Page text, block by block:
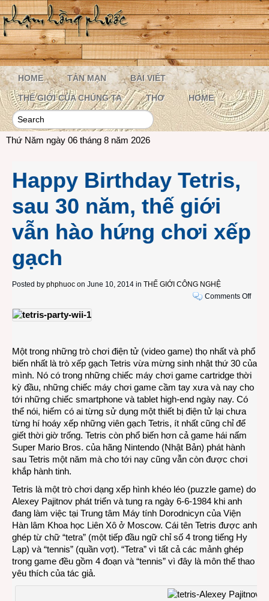
HOME TẢN MẠN BÀI VIẾT
THẾ GIỚI CỦA CHÚNG TA THƠ HOME
Thứ Năm ngày 06 tháng 8 năm 2026
Happy Birthday Tetris,
sau 30 năm, thế giới
vẫn hào hứng chơi xếp
gạch
Posted by phphuoc on June 10, 2014 in THẾ GIỚI CÔNG NGHỆ
Comments Offon
30
năm,
thế
giới
Một trong những trò chơi điện tử (video game) thọ nhất và phổ
biến nhất là trò xếp gạch Tetris vừa mừng sinh nhật thứ 30 của
mình. Nó có trong những chiếc máy chơi game cartridge thời
kỳ đầu, những chiếc máy chơi game cầm tay xưa và nay cho
tới những chiếc smartphone và tablet high-end ngày nay. Có
thể nói, hiếm có ai từng sử dụng một thiết bị điện tử lại chưa
từng hí hoáy xếp những viên gạch Tetris, ít nhất cũng chỉ để
giết thời giờ trống. Tetris còn phổ biến hơn cả game hái nấm
Super Mario Bros. của hãng Nintendo (Nhật Bản) phát hành
sau Tetris một năm mà cho tới nay cũng vẫn còn được chơi
khắp hành tinh.
Tetris là một trò chơi dạng xếp hình khéo léo (puzzle game) do
Alexey Pajitnov phát triển và tung ra ngày 6-6-1984 khi anh
đang làm việc tại Trung tâm Máy tính Dorodnicyn của Viện
Hàn lâm Khoa học Liên Xô ở Moscow. Cái tên Tetris được anh
ghép từ chữ “tetra” (một tiếp đầu ngữ chỉ số 4 trong tiếng Hy
Lạp) và “tennis” (quần vợt). “Tetra” vì tất cả các mảnh ghép
trong game đều gồm 4 đoạn và “tennis” vì đây là môn thể thao
yêu thích của tác giả.